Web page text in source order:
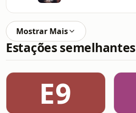
Mostrar Mais
Estações semelhantes
E9